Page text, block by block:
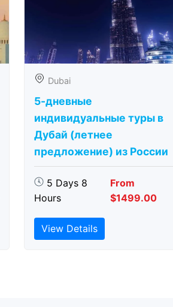
Dubai
5-дневные
индивидуальные туры в
Дубай (летнее
предложение) из России
5 Days 8
Hours
From
$1499.00
View Details